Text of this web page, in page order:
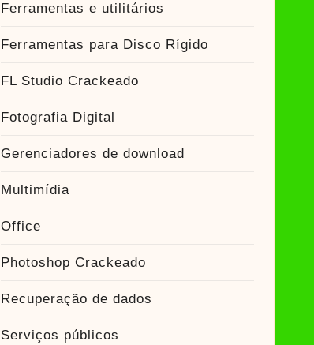
Ferramentas e utilitários
Ferramentas para Disco Rígido
FL Studio Crackeado
Fotografia Digital
Gerenciadores de download
Multimídia
Office
Photoshop Crackeado
Recuperação de dados
Serviços públicos